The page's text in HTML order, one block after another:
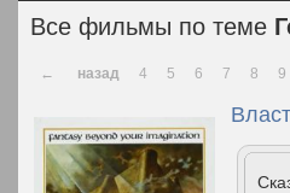
Все фильмы по теме
← назад 4 5 6 7 8 9